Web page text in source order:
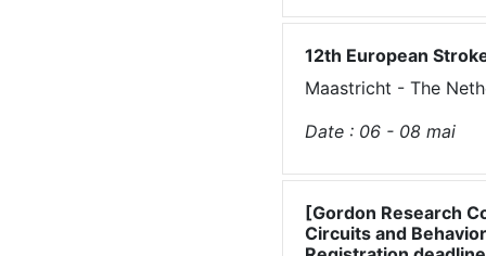
12th European
Maastricht - The
Date : 06 - 08 mai
[Gordon Research
Circuits and